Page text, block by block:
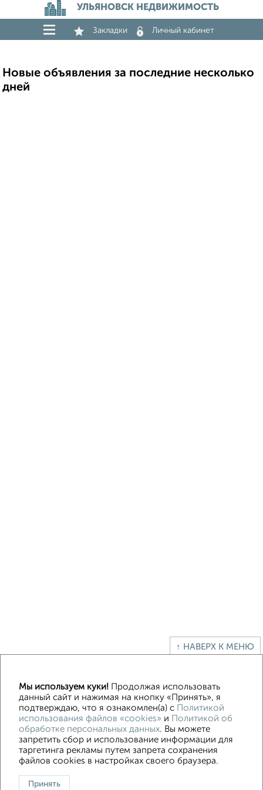
УЛЬЯНОВСК НЕДВИЖИМОСТЬ
Закладки Личный кабинет
Новые объявления за последние несколько
дней
↑ НАВЕРХ К МЕНЮ
Политика конфиденциальности
Пользовательское соглашение
Ульяновск, улица Тельмана 42
© 2015–2026
Сайт-доска объявлений недвижимости
О проекте
Реклама на портале
Новости Статьи Блог Риэлторы
Агентства
Застройщики
Ипотечный калькулятор
Скачать приложение
Мы используем куки!Продолжая использовать
данный сайт и нажимая на кнопку «Принять», я
подтверждаю, что я ознакомлен(а) с Политикой
использования файлов «cookies» и Политикой об
обработке персональных данных. Вы можете
запретить сбор и использование информации для
таргетинга рекламы путем запрета сохранения
файлов cookies в настройках своего браузера.
Принять